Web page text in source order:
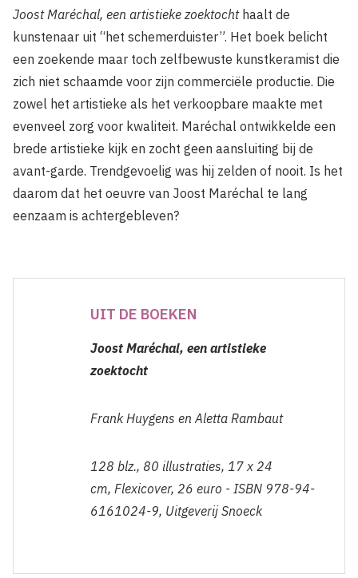
Joost Maréchal, een artistieke zoektochthaalt de
kunstenaar uit “het schemerduister”. Het boek belicht
een zoekende maar toch zelfbewuste kunstkeramist die
zich niet schaamde voor zijn commerciële productie. Die
zowel het artistieke als het verkoopbare maakte met
evenveel zorg voor kwaliteit. Maréchal ontwikkelde een
brede artistieke kijk en zocht geen aansluiting bij de
avant-garde. Trendgevoelig was hij zelden of nooit. Is het
daarom dat het oeuvre van Joost Maréchal te lang
eenzaam is achtergebleven?
UIT DE BOEKEN
Joost Maréchal, een artistieke
zoektocht
Frank Huygens en Aletta Rambaut
128 blz., 80 illustraties, 17 x 24
cm, Flexicover, 26 euro - ISBN 978-94-
6161024-9, Uitgeverij Snoeck